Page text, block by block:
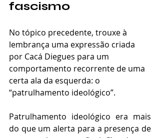
fascismo
No tópico precedente, trouxe à
lembrança uma expressão criada
por Cacá Diegues para um
comportamento recorrente de uma
certa ala da esquerda: o
“patrulhamento ideológico”.
Patrulhamento ideológico era mais
do que um alerta para a presença de